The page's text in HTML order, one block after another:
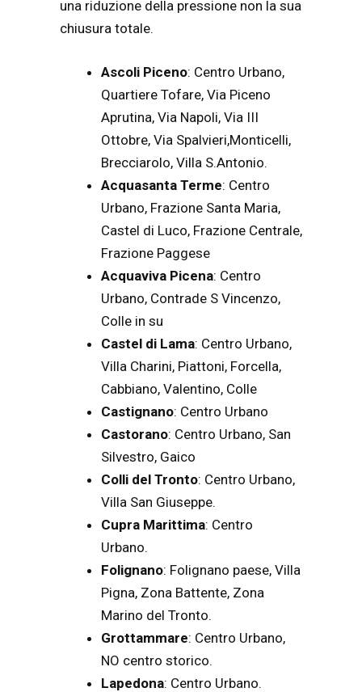
una riduzione della pressione non la sua
chiusura totale.
Ascoli Piceno: Centro Urbano,
Quartiere Tofare, Via Piceno
Aprutina, Via Napoli, Via III
Ottobre, Via Spalvieri,Monticelli,
Brecciarolo, Villa S.Antonio.
Acquasanta Terme: Centro
Urbano, Frazione Santa Maria,
Castel di Luco, Frazione Centrale,
Frazione Paggese
Acquaviva Picena: Centro
Urbano, Contrade S Vincenzo,
Colle in su
Castel di Lama: Centro Urbano,
Villa Charini, Piattoni, Forcella,
Cabbiano, Valentino, Colle
Castignano: Centro Urbano
Castorano: Centro Urbano, San
Silvestro, Gaico
Colli del Tronto: Centro Urbano,
Villa San Giuseppe.
Cupra Marittima: Centro
Urbano.
Folignano: Folignano paese, Villa
Pigna, Zona Battente, Zona
Marino del Tronto.
Grottammare: Centro Urbano,
NO centro storico.
Lapedona: Centro Urbano.